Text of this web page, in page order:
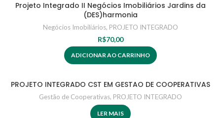
Projeto Integrado II Negócios Imobiliários Jardins da
(DES)harmonia
Negócios Imobiliários, PROJETO INTEGRADO
R$70,00
ADICIONAR AO CARRINHO
PROJETO INTEGRADO CST EM GESTAO DE COOPERATIVAS
Gestão de Cooperativas, PROJETO INTEGRADO
LER MAIS